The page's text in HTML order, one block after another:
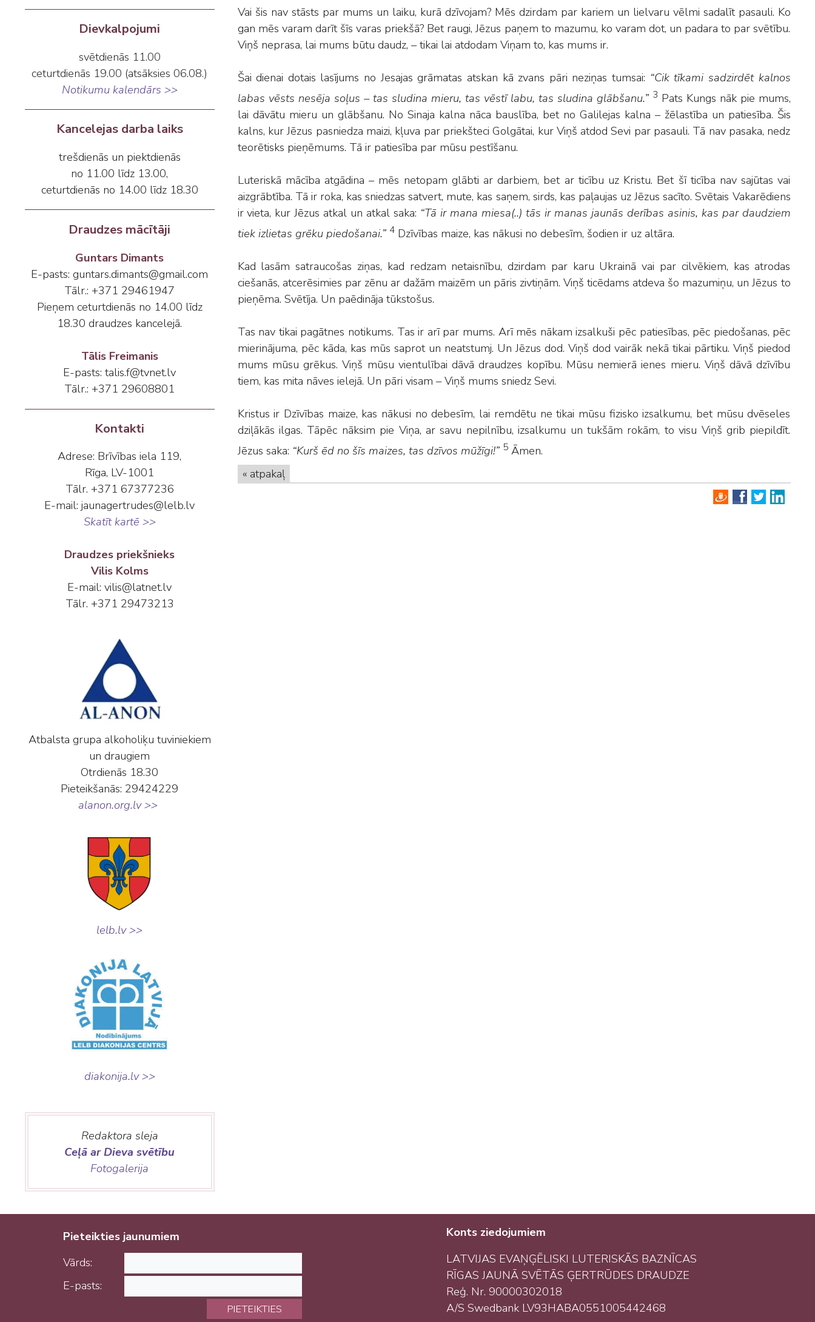
Dievkalpojumi
svētdienās 11.00
ceturtdienās 19.00 (atsāksies 06.08.)
Notikumu kalendārs >>
Kancelejas darba laiks
trešdienās un piektdienās
no 11.00 līdz 13.00,
ceturtdienās no 14.00 līdz 18.30
Draudzes mācītāji
Guntars Dimants
E-pasts: guntars.dimants@gmail.com
Tālr.: +371 29461947
Pieņem ceturtdienās no 14.00 līdz
18.30 draudzes kancelejā.
Tālis Freimanis
E-pasts: talis.f@tvnet.lv
Tālr.: +371 29608801
Kontakti
Adrese: Brīvības iela 119,
Rīga, LV-1001
Tālr. +371 67377236
E-mail: jaunagertrudes@lelb.lv
Skatīt kartē >>
Draudzes priekšnieks
Vilis Kolms
E-mail: vilis@latnet.lv
Tālr. +371 29473213
Atbalsta grupa alkoholiķu tuviniekiem
un draugiem
Otrdienās 18.30
Pieteikšanās: 29424229
alanon.org.lv >>
lelb.lv >>
diakonija.lv >>
Redaktora sleja
Ceļā ar Dieva svētību
Fotogalerija
Vai šis nav stāsts par mums un laiku, kurā dzīvojam? Mēs dzirdam par kariem un lielvaru vēlmi sadalīt pasauli. Ko
gan mēs varam darīt šīs varas priekšā? Bet raugi, Jēzus paņem to mazumu, ko varam dot, un padara to par svētību.
Viņš neprasa, lai mums būtu daudz, – tikai lai atdodam Viņam to, kas mums ir.
Šai dienai dotais lasījums no Jesajas grāmatas atskan kā zvans pāri neziņas tumsai: “Cik tīkami sadzirdēt kalnos
labas vēsts nesēja soļus – tas sludina mieru, tas vēstī labu, tas sludina glābšanu.” 3 Pats Kungs nāk pie mums,
lai dāvātu mieru un glābšanu. No Sinaja kalna nāca bauslība, bet no Galilejas kalna – žēlastība un patiesība. Šis
kalns, kur Jēzus pasniedza maizi, kļuva par priekšteci Golgātai, kur Viņš atdod Sevi par pasauli. Tā nav pasaka, nedz
teorētisks pieņēmums. Tā ir patiesība par mūsu pestīšanu.
Luteriskā mācība atgādina – mēs netopam glābti ar darbiem, bet ar ticību uz Kristu. Bet šī ticība nav sajūtas vai
aizgrābtība. Tā ir roka, kas sniedzas satvert, mute, kas saņem, sirds, kas paļaujas uz Jēzus sacīto. Svētais Vakarēdiens
ir vieta, kur Jēzus atkal un atkal saka: “Tā ir mana miesa(..) tās ir manas jaunās derības asinis, kas par daudziem
tiek izlietas grēku piedošanai.” 4Dzīvības maize, kas nākusi no debesīm, šodien ir uz altāra.
Kad lasām satraucošas ziņas, kad redzam netaisnību, dzirdam par karu Ukrainā vai par cilvēkiem, kas atrodas
ciešanās, atcerēsimies par zēnu ar dažām maizēm un pāris zivtiņām. Viņš ticēdams atdeva šo mazumiņu, un Jēzus to
pieņēma. Svētīja. Un paēdināja tūkstošus.
Tas nav tikai pagātnes notikums. Tas ir arī par mums. Arī mēs nākam izsalkuši pēc patiesības, pēc piedošanas, pēc
mierinājuma, pēc kāda, kas mūs saprot un neatstumj. Un Jēzus dod. Viņš dod vairāk nekā tikai pārtiku. Viņš piedod
mums mūsu grēkus. Viņš mūsu vientulībai dāvā draudzes kopību. Mūsu nemierā ienes mieru. Viņš dāvā dzīvību
tiem, kas mita nāves ielejā. Un pāri visam – Viņš mums sniedz Sevi.
Kristus ir Dzīvības maize, kas nākusi no debesīm, lai remdētu ne tikai mūsu fizisko izsalkumu, bet mūsu dvēseles
dziļākās ilgas. Tāpēc nāksim pie Viņa, ar savu nepilnību, izsalkumu un tukšām rokām, to visu Viņš grib piepildīt.
Jēzus saka: “Kurš ēd no šīs maizes, tas dzīvos mūžīgi!” 5Āmen.
« atpakaļ
Pieteikties jaunumiem
Vārds:
E-pasts:
PIETEIKTIES
Konts ziedojumiem
LATVIJAS EVAŅĢĒLISKI LUTERISKĀS BAZNĪCAS
RĪGAS JAUNĀ SVĒTĀS ĢERTRŪDES DRAUDZE
Reģ. Nr. 90000302018
A/S Swedbank LV93HABA0551005442468